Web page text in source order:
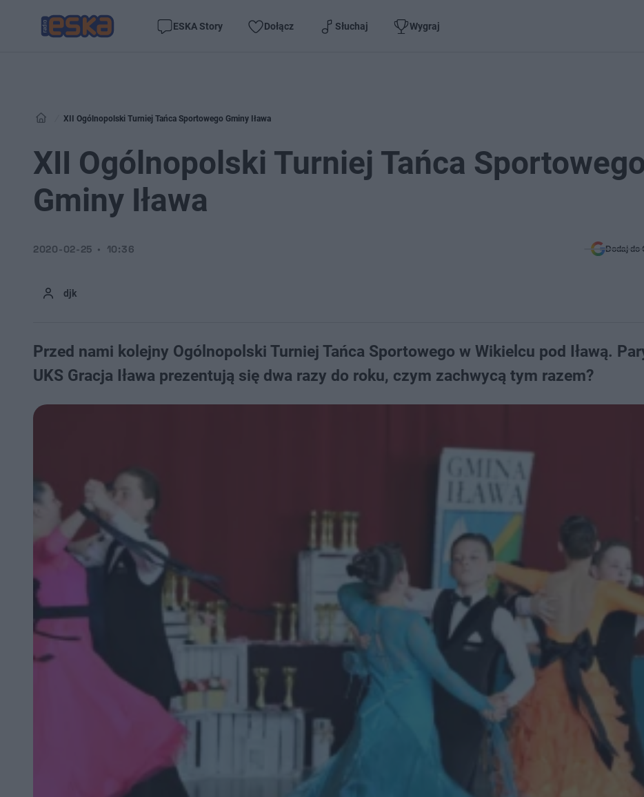
ESKA Story Dołącz Słuchaj Wygraj
XII Ogólnopolski Turniej Tańca Sportowego Gminy Iława
XII Ogólnopolski Turniej Tańca
Gminy Iława
djk
2020-02-25 10:36 Dodaj do
Przed nami kolejny Ogólnopolski Turniej Tańca Sportowego w Wikielcu pod Iławą.
UKS Gracja Iława prezentują się dwa razy do roku, czym zachwycą tym razem?